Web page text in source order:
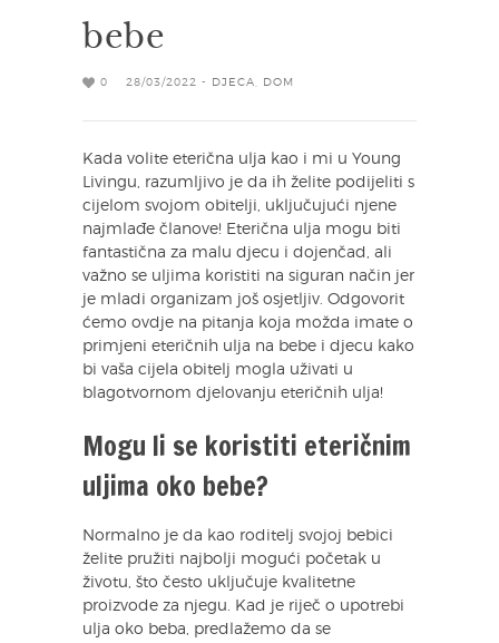
bebe
0 28/03/2022 - DJECA DOM
Kada volite eterična ulja kao i mi u Young
Livingu, razumljivo je da ih želite podijeliti s
cijelom svojom obitelji, uključujući njene
najmlađe članove! Eterična ulja mogu biti
fantastična za malu djecu i dojenčad, ali
važno se uljima koristiti na siguran način jer
je mladi organizam još osjetljiv. Odgovorit
ćemo ovdje na pitanja koja možda imate o
primjeni eteričnih ulja na bebe i djecu kako
bi vaša cijela obitelj mogla uživati u
blagotvornom djelovanju eteričnih ulja!
Mogu li se koristiti eteričnim
uljima oko bebe?
Normalno je da kao roditelj svojoj bebici
želite pružiti najbolji mogući početak u
životu, što često uključuje kvalitetne
proizvode za njegu. Kad je riječ o upotrebi
ulja oko beba, predlažemo da se